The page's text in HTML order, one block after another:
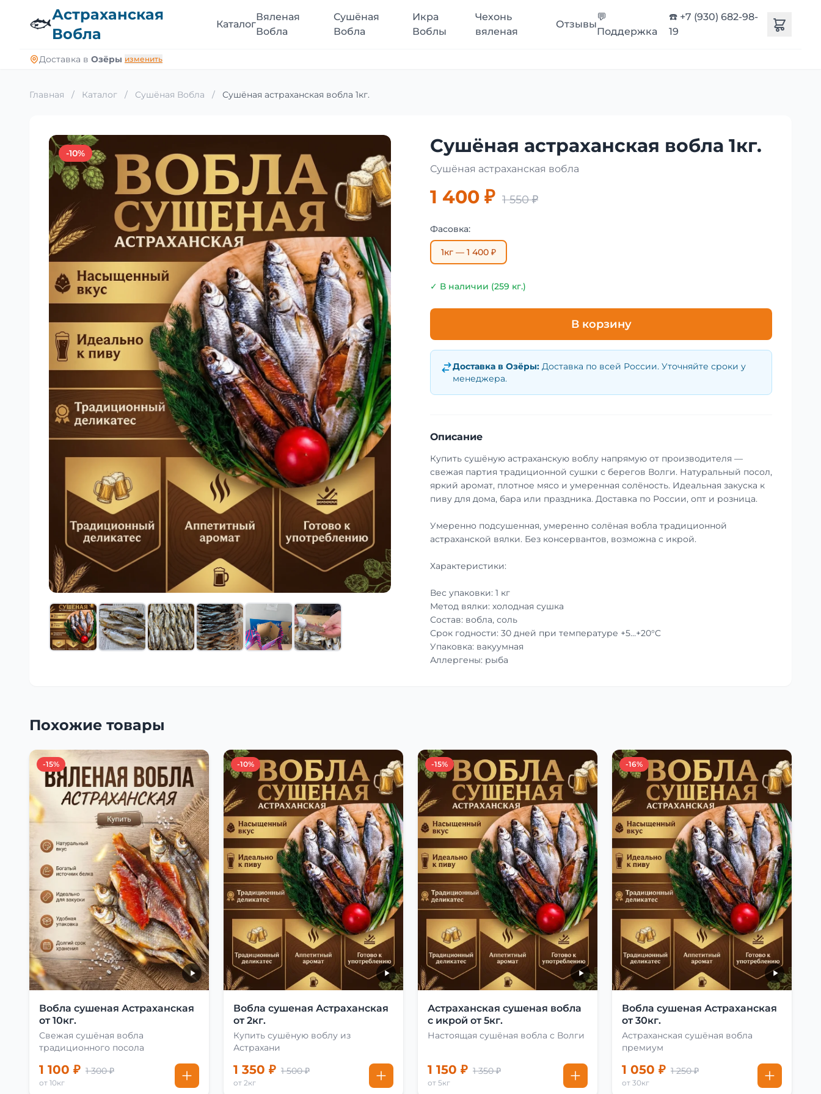
🐟Астраханская
Вобла
Каталог
Вяленая
Вобла
Сушёная
Вобла
Икра
Воблы
Чехонь
вяленая
Отзывы
💬
Поддержка
☎️ +7 (930) 682-98-
19
Доставка в Озёры изменить
Главная / Каталог / Сушёная Вобла / Сушёная астраханская вобла 1кг.
-10% Сушёная астраханская вобла 1кг.
Сушёная астраханская вобла
1 400 ₽ 1 550 ₽
Фасовка:
1кг — 1 400 ₽
✓ В наличии (259 кг.)
В корзину
Доставка в Озёры: Доставка по всей России. Уточняйте сроки у
менеджера.
Описание
Купить сушёную астраханскую воблу напрямую от производителя —
свежая партия традиционной сушки с берегов Волги. Натуральный посол,
яркий аромат, плотное мясо и умеренная солёность. Идеальная закуска к
пиву для дома, бара или праздника. Доставка по России, опт и розница.
Умеренно подсушенная, умеренно солёная вобла традиционной
астраханской вялки. Без консервантов, возможна с икрой.
Характеристики:
Вес упаковки: 1 кг
Метод вялки: холодная сушка
Состав: вобла, соль
Срок годности: 30 дней при температуре +5…+20°C
Упаковка: вакуумная
Аллергены: рыба
Похожие товары
-15%
Вобла сушеная Астраханская
от 10кг.
Свежая сушёная вобла
традиционного посола
1 100 ₽ 1 300 ₽
от 10кг
-10%
Вобла сушеная Астраханская
от 2кг.
Купить сушёную воблу из
Астрахани
1 350 ₽ 1 500 ₽
от 2кг
-15%
Астраханская сушеная вобла
с икрой от 5кг.
Настоящая сушёная вобла с Волги
1 150 ₽ 1 350 ₽
от 5кг
-16%
Вобла сушеная Астраханская
от 30кг.
Астраханская сушёная вобла
премиум
1 050 ₽ 1 250 ₽
от 30кг